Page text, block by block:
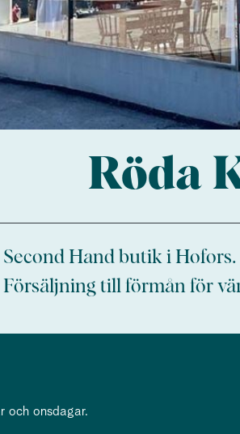
Röda
Second Hand butik i Hofors.
Försäljning till förmån för
och onsdagar.